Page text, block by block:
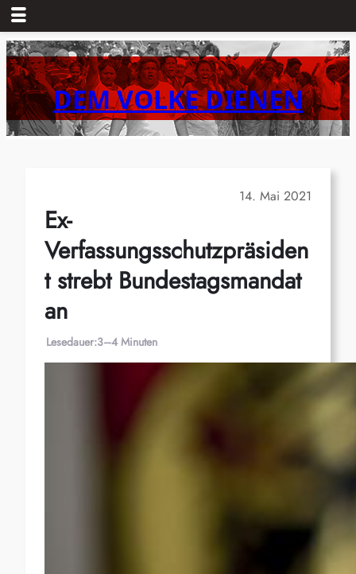
Zum
Inhalt
springenDEM VOLKE DIENEN
14. Mai 2021
Ex-
Verfassungsschutzpräsiden
t strebt Bundestagsmandat
an
Lesedauer:3–4 Minuten